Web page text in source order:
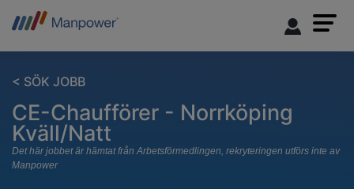
< SÖK JOBB
CE-Chaufförer - Norrköping
Kväll/Natt
Det här jobbet är hämtat från Arbetsförmedlingen, rekryteringen utförs inte av
Manpower